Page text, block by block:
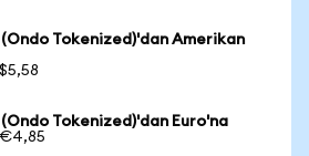
Tokenized)'dan Amerikan
Tokenized)'dan Euro'na
€4,85